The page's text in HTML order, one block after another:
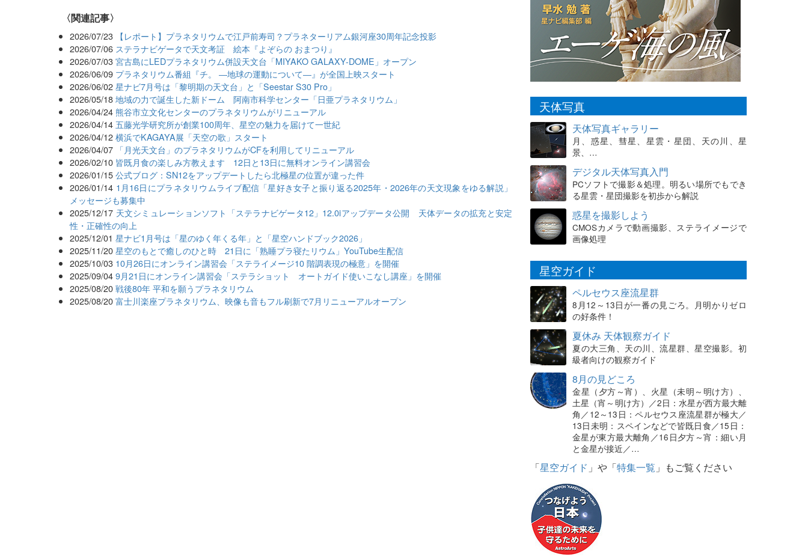
関連記事
2026/07/23 【レポート】プラネタリウムで江戸前寿司？プラネターリアム銀河座30周年記念投影
2026/07/06 ステラナビゲータで天文考証 絵本『よぞらの おまつり』
2026/07/03 宮古島にLEDプラネタリウム併設天文台「MIYAKO GALAXY-DOME」オープン
2026/06/09 プラネタリウム番組『チ。 ―地球の運動について―』が全国上映スタート
2026/06/02 星ナビ7月号は「黎明期の天文台」と「Seestar S30 Pro」
2026/05/18 地域の力で誕生した新ドーム 阿南市科学センター「日亜プラネタリウム」
2026/04/24 熊谷市立文化センターのプラネタリウムがリニューアル
2026/04/14 五藤光学研究所が創業100周年、星空の魅力を届けて一世紀
2026/04/12 横浜でKAGAYA展「天空の歌」スタート
2026/04/07 「月光天文台」のプラネタリウムがCFを利用してリニューアル
2026/02/10 皆既月食の楽しみ方教えます 12日と13日に無料オンライン講習会
2026/01/15 公式ブログ：SN12をアップデートしたら北極星の位置が違った件
2026/01/14 1月16日にプラネタリウムライブ配信「星好き女子と振り返る2025年・2026年の天文現象をゆる解説」
メッセージも募集中
2025/12/17 天文シミュレーションソフト「ステラナビゲータ12」12.0iアップデータ公開 天体データの拡充と安定
性・正確性の向上
2025/12/01 星ナビ1月号は「星のゆく年くる年」と「星空ハンドブック2026」
2025/11/20 星空のもとで癒しのひと時 21日に「熟睡プラ寝たリウム」YouTube生配信
2025/10/03 10月26日にオンライン講習会「ステライメージ10 階調表現の極意」を開催
2025/09/04 9月21日にオンライン講習会「ステラショット オートガイド使いこなし講座」を開催
2025/08/20 戦後80年 平和を願うプラネタリウム
2025/08/20 富士川楽座プラネタリウム、映像も音もフル刷新で7月リニューアルオープン
天体写真
天体写真ギャラリー
月、惑星、彗星、星雲・星団、天の川、星
景、…
デジタル天体写真入門
PCソフトで撮影＆処理。明るい場所でもでき
る星雲・星団撮影を初歩から解説
惑星を撮影しよう
CMOSカメラで動画撮影、ステライメージで
画像処理
星空ガイド
ペルセウス座流星群
8月12～13日が一番の見ごろ。月明かりゼロ
の好条件！
夏休み 天体観察ガイド
夏の大三角、天の川、流星群、星空撮影。初
級者向けの観察ガイド
8月の見どころ
金星（夕方～宵）、火星（未明～明け方）、
土星（宵～明け方）／2日：水星が西方最大離
角／12～13日：ペルセウス座流星群が極大／
13日未明：スペインなどで皆既日食／15日：
金星が東方最大離角／16日夕方～宵：細い月
と金星が接近／…
「星空ガイド 」や「特集一覧 」もご覧ください